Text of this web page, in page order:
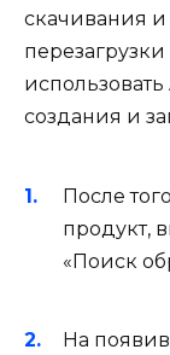
скачивания и
создания и
После
продукт,
«Поиск
На